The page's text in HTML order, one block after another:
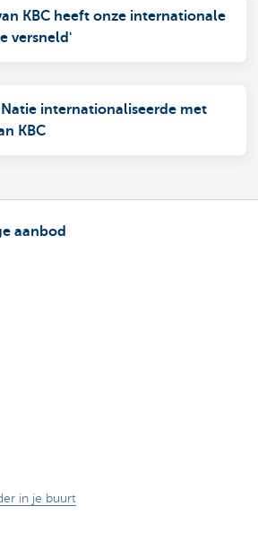
KBC heeft onze internationale
versneld'
Natie internationaliseerde met
KBC
aanbod
in je buurt